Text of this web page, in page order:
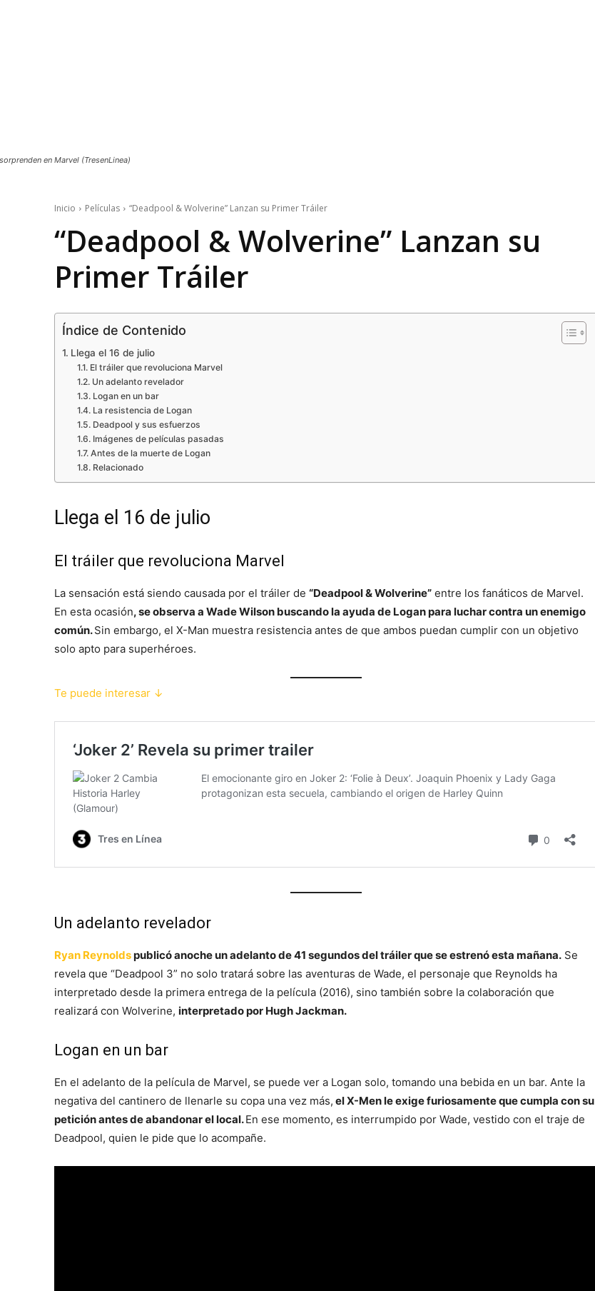
en Marvel (TresenLinea)
Inicio Películas “Deadpool & Wolverine” Lanzan su Primer Tráiler
“Deadpool & Wolverine” Lanzan su
Primer Tráiler
Índice de Contenido
Llega el 16 de julio
El tráiler que revoluciona Marvel
Un adelanto revelador
Logan en un bar
La resistencia de Logan
Deadpool y sus esfuerzos
Imágenes de películas pasadas
Antes de la muerte de Logan
Relacionado
Llega el 16 de julio
El tráiler que revoluciona Marvel
La sensación está siendo causada por el tráiler de “Deadpool & Wolverine” entre los fanáticos de Marvel.
En esta ocasión, se observa a Wade Wilson buscando la ayuda de Logan para luchar contra un enemigo
común.Sin embargo, el X-Man muestra resistencia antes de que ambos puedan cumplir con un objetivo
solo apto para superhéroes.
Te puede interesar ↓
Un adelanto revelador
Ryan Reynoldspublicó anoche un adelanto de 41 segundos del tráiler que se estrenó esta mañana. Se
revela que “Deadpool 3” no solo tratará sobre las aventuras de Wade, el personaje que Reynolds ha
interpretado desde la primera entrega de la película (2016), sino también sobre la colaboración que
realizará con Wolverine, interpretado por Hugh Jackman.
Logan en un bar
En el adelanto de la película de Marvel, se puede ver a Logan solo, tomando una bebida en un bar. Ante la
negativa del cantinero de llenarle su copa una vez más, el X-Men le exige furiosamente que cumpla con su
petición antes de abandonar el local.En ese momento, es interrumpido por Wade, vestido con el traje de
Deadpool, quien le pide que lo acompañe.